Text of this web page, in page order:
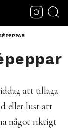
att tillaga
eller lust att
något riktigt